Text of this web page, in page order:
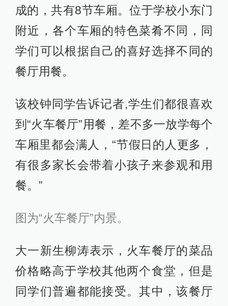
成的，共有8节车厢。位于学校小东门
附近，各个车厢的特色菜肴不同，同
学们可以根据自己的喜好选择不同的
餐厅用餐。
该校钟同学告诉记者,学生们都很喜欢
到“火车餐厅”用餐，差不多一放学每个
车厢里都会满人，“节假日的人更多，
有很多家长会带着小孩子来参观和用
餐。”
图为“火车餐厅”内景。
大一新生柳涛表示，火车餐厅的菜品
价格略高于学校其他两个食堂，但是
同学们普遍都能接受。其中，该餐厅